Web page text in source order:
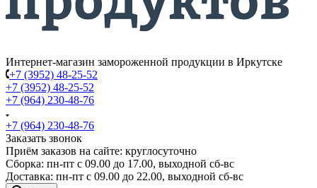
Интернет-магазин замороженной продукции в Иркутске
+7 (3952) 48-25-52
+7 (3952) 48-25-52
+7 (964) 230-48-76
+7 (964) 230-48-76
Заказать звонок
Приём заказов на сайте: круглосуточно
Сборка: пн-пт с 09.00 до 17.00, выходной сб-вс
Доставка: пн-пт с 09.00 до 22.00, выходной сб-вс